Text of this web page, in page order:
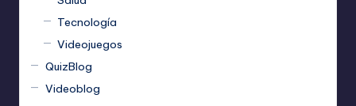
Tecnología
Videojuegos
QuizBlog
Videoblog